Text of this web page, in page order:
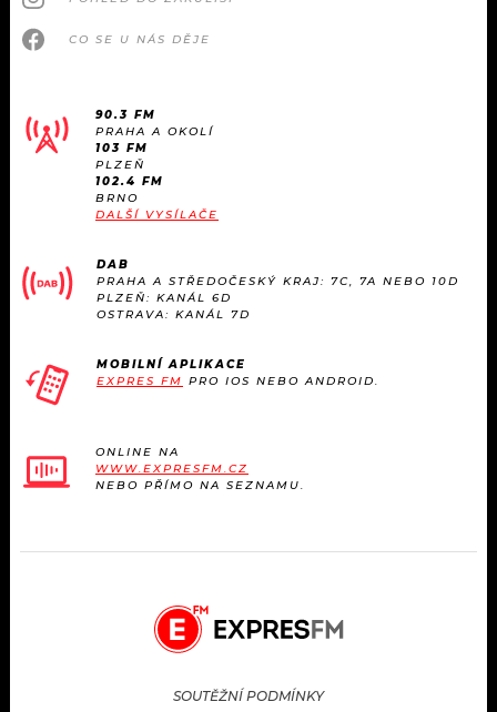
CO SE U NÁS DĚJE
90.3 FM
PRAHA A OKOLÍ
103 FM
PLZEŇ
102.4 FM
BRNO
DALŠÍ VYSÍLAČE
DAB
PRAHA A STŘEDOČESKÝ KRAJ: 7C, 7A NEBO 10D
PLZEŇ: KANÁL 6D
OSTRAVA: KANÁL 7D
MOBILNÍ APLIKACE
EXPRES FM PRO IOS NEBO ANDROID.
ONLINE NA
WWW.EXPRESFM.CZ
NEBO PŘÍMO NA SEZNAMU.
SOUTĚŽNÍ PODMÍNKY